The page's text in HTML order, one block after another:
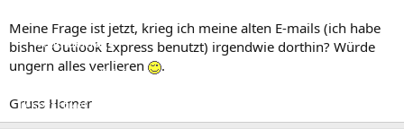
Neue Beiträge
Neueste Aktivitäten
Leserartikel
Meine Frage ist jetzt, krieg ich meine alten E-mails (ich habe
bisher Outlook Express benutzt) irgendwie dorthin? Würde
ungern alles verlieren
.
Gruss Homer